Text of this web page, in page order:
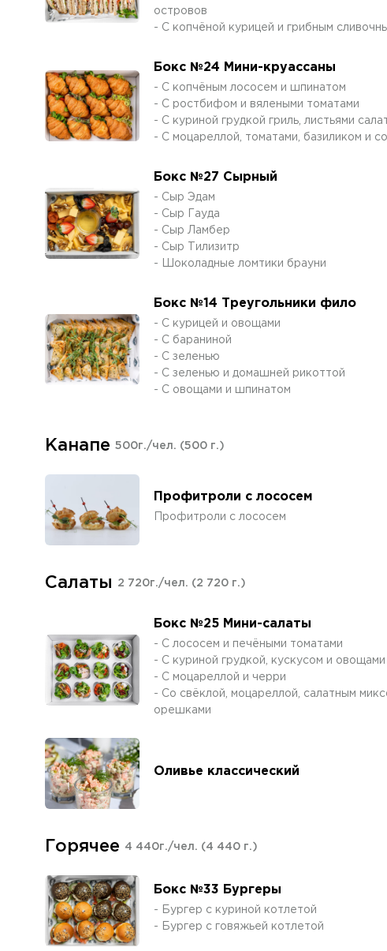
островов
- С копчёной курицей и грибным
Бокс №24 Мини-круассаны
- С копчёным лососем и шпинатом
- С ростбифом и вялеными томатами
- С куриной грудкой гриль, листьями
- С моцареллой, томатами, базиликом и
Бокс №27 Сырный
- Сыр Эдам
- Сыр Гауда
- Сыр Ламбер
- Сыр Тилизитр
- Шоколадные ломтики брауни
Бокс №14 Треугольники фило
- С курицей и овощами
- С бараниной
- С зеленью
- С зеленью и домашней рикоттой
- С овощами и шпинатом
Канапе 500г./чел. (500 г.)
Профитроли с лососем
Профитроли с лососем
Салаты 2 720г./чел. (2 720 г.)
Бокс №25 Мини-салаты
- С лососем и печёными томатами
- С куриной грудкой, кускусом и
- С моцареллой и черри
- Со свёклой, моцареллой, салатным
орешками
Оливье классический
Горячее 4 440г./чел. (4 440 г.)
Бокс №33 Бургеры
- Бургер с куриной котлетой
- Бургер с говяжьей котлетой